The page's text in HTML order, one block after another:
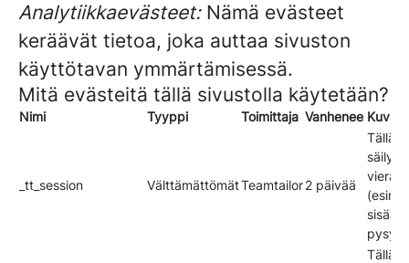
Analytiikkaevästeet:Nämä evästeet
keräävät tietoa, joka auttaa sivuston
käyttötavan ymmärtämisessä.
Mitä evästeitä tällä sivustolla käytetään?
Nimi Tyyppi Toimittaja Vanhenee
_tt_session VälttämättömätTeamtailor2 päivää
Tällä
(esim.
Tällä